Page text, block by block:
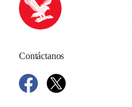
Contáctanos